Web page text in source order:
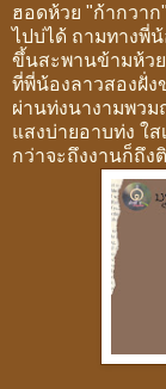
ฮอดห้วย "ก้ากวา
ไปบ่ได้ ถามทางพี่
ขึ้นสะพานข้ามห้ว
ที่พี่น้องลาวสองฝั่
ผ่านท่งนางามพว
แสงบ่ายอาบท่ง ใส
กว่าจะถึงงานก็ถึ